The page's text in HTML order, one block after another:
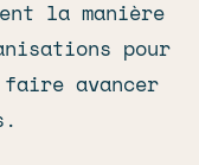
la manière
pour
avancer